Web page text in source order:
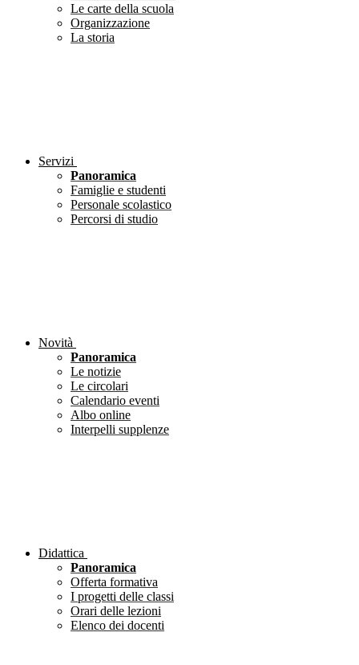
Le carte della scuola
Organizzazione
La storia
Servizi
Panoramica
Famiglie e studenti
Personale scolastico
Percorsi di studio
Novità
Panoramica
Le notizie
Le circolari
Calendario eventi
Albo online
Interpelli supplenze
Didattica
Panoramica
Offerta formativa
I progetti delle classi
Orari delle lezioni
Elenco dei docenti